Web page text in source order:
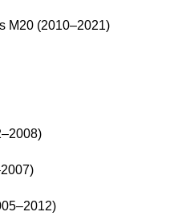
M20 (2010–2021)